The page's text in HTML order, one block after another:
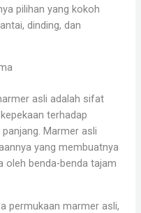
pilihan yang kokoh
dinding, dan
asli adalah sifat
terhadap
Marmer asli
yang membuatnya
oleh benda-benda tajam
permukaan marmer asli,